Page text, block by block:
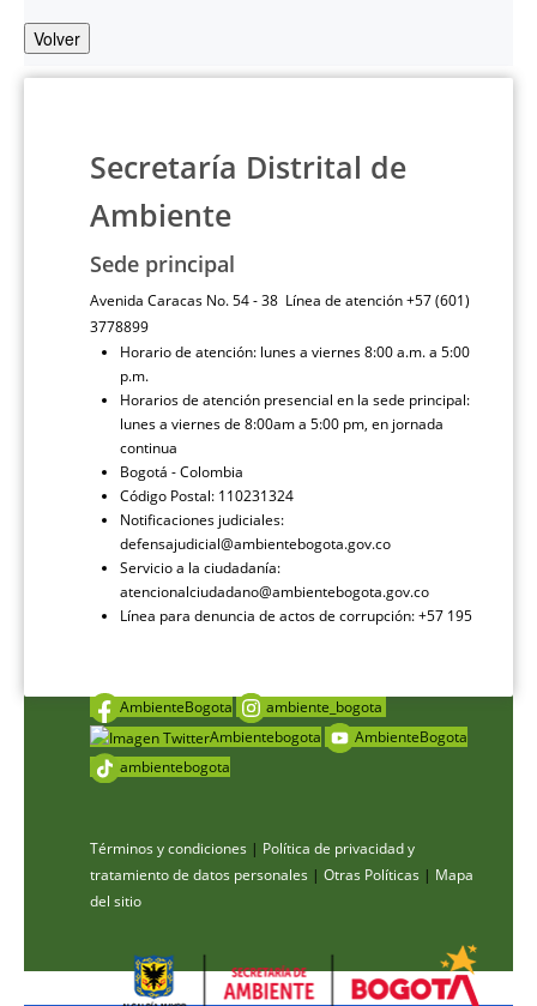
Volver
Secretaría Distrital de
Ambiente
Sede principal
Avenida Caracas No. 54 - 38 Línea de atención +57 (601)
3778899
Horario de atención: lunes a viernes 8:00 a.m. a 5:00
p.m.
Horarios de atención presencial en la sede principal:
lunes a viernes de 8:00am a 5:00 pm, en jornada
continua
Bogotá - Colombia
Código Postal: 110231324
Notificaciones judiciales:
defensajudicial@ambientebogota.gov.co
Servicio a la ciudadanía:
atencionalciudadano@ambientebogota.gov.co
Línea para denuncia de actos de corrupción: +57 195
AmbienteBogota
ambiente_bogota
Ambientebogota
AmbienteBogota
ambientebogota
Términos y condiciones | Política de privacidad y
tratamiento de datos personales | Otras Políticas | Mapa
del sitio